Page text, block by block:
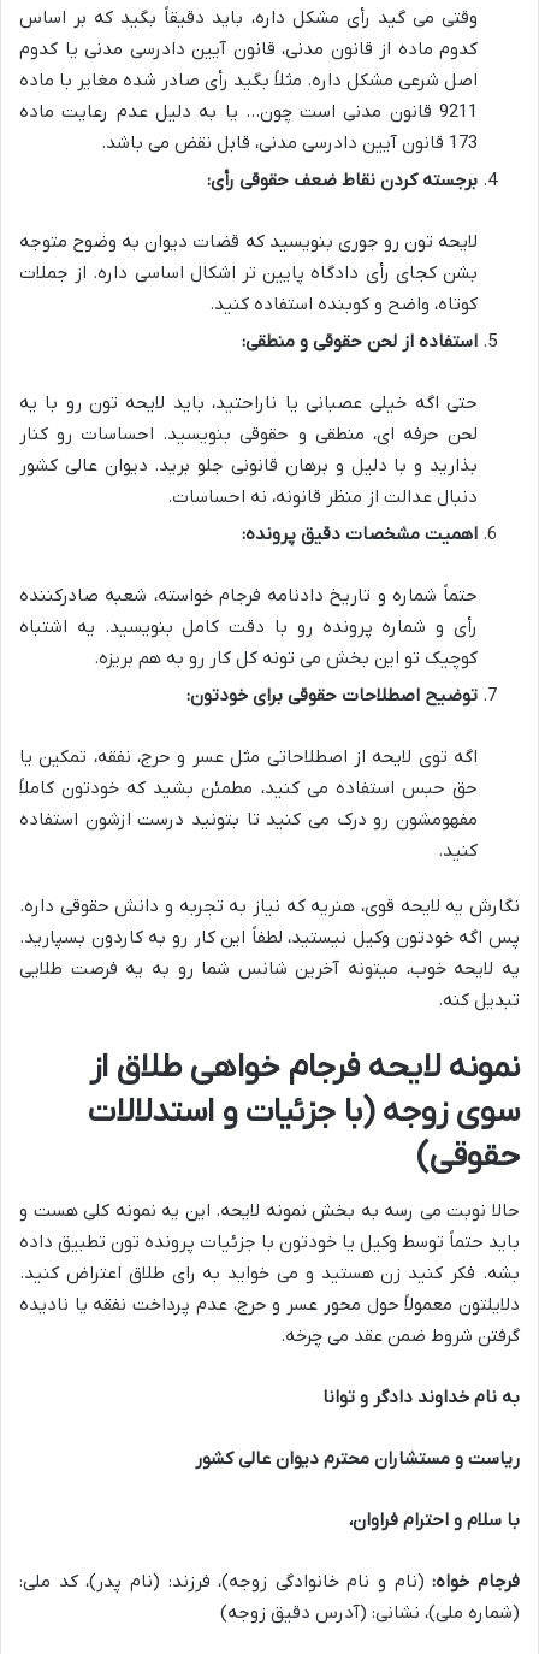
وقتی می گید رأی مشکل داره، باید دقیقاً بگید که بر اساس
کدوم ماده از قانون مدنی، قانون آیین دادرسی مدنی یا کدوم
اصل شرعی مشکل داره. مثلاً بگید رأی صادر شده مغایر با ماده
1129 قانون مدنیاست چون… یا به دلیل عدم رعایت ماده
371 قانون آیین دادرسی مدنی، قابل نقض می باشد.
برجسته کردن نقاط ضعف حقوقی رأی:
لایحه تون رو جوری بنویسید که قضات دیوان به وضوح متوجه
بشن کجای رأی دادگاه پایین تر اشکال اساسی داره. از جملات
کوتاه، واضح و کوبنده استفاده کنید.
استفاده از لحن حقوقی و منطقی:
حتی اگه خیلی عصبانی یا ناراحتید، باید لایحه تون رو با یه
لحن حرفه ای، منطقی و حقوقیبنویسید. احساسات رو کنار
بذارید و با دلیل و برهان قانونی جلو برید. دیوان عالی کشور
دنبال عدالت از منظر قانونه، نه احساسات.
اهمیت مشخصات دقیق پرونده:
حتماً شماره و تاریخ دادنامه فرجام خواسته، شعبه صادرکننده
رأی و شماره پرونده رو با دقت کامل بنویسید. یه اشتباه
کوچیک تو این بخش می تونه کل کار رو به هم بریزه.
توضیح اصطلاحات حقوقی برای خودتون:
اگه توی لایحه از اصطلاحاتی مثلعسر و حرج، نفقه، تمکینیا
حق حبس استفاده می کنید، مطمئن بشید که خودتون کاملاً
مفهومشون رو درک می کنید تا بتونید درست ازشون استفاده
کنید.
نگارش یه لایحه قوی، هنریه که نیاز به تجربه و دانش حقوقی داره.
پس اگه خودتون وکیل نیستید، لطفاً این کار رو به کاردون بسپارید.
یه لایحه خوب، میتونه آخرین شانس شما رو به یه فرصت طلایی
تبدیل کنه.
نمونه لایحه فرجام خواهی طلاق از
سوی زوجه (با جزئیات و استدلالات
حقوقی)
حالا نوبت می رسه به بخش نمونه لایحه. این یه نمونه کلیهست و
باید حتماً توسط وکیل یا خودتون با جزئیات پرونده تون تطبیق داده
بشه. فکر کنید زن هستید و می خواید به رای طلاق اعتراض کنید.
دلایلتون معمولاً حول محور عسر و حرج، عدم پرداخت نفقه یا نادیده
گرفتن شروط ضمن عقد می چرخه.
به نام خداوند دادگر و توانا
ریاست و مستشاران محترم دیوان عالی کشور
با سلام و احترام فراوان،
فرجام خواه:(نام و نام خانوادگی زوجه)، فرزند: (نام پدر)، کد ملی:
(شماره ملی)، نشانی: (آدرس دقیق زوجه)